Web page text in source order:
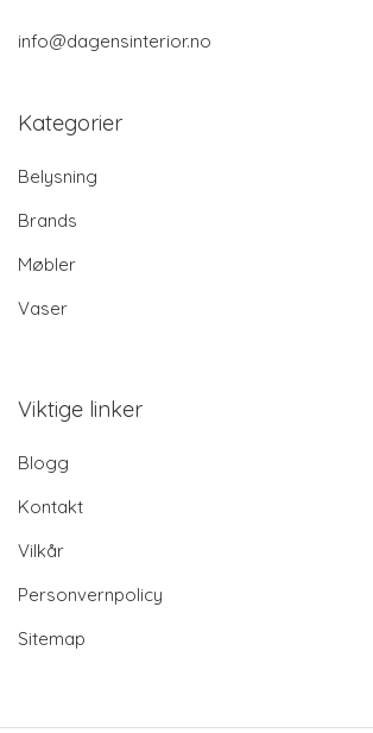
info@dagensinterior.no
Kategorier
Belysning
Brands
Møbler
Vaser
Viktige linker
Blogg
Kontakt
Vilkår
Personvernpolicy
Sitemap